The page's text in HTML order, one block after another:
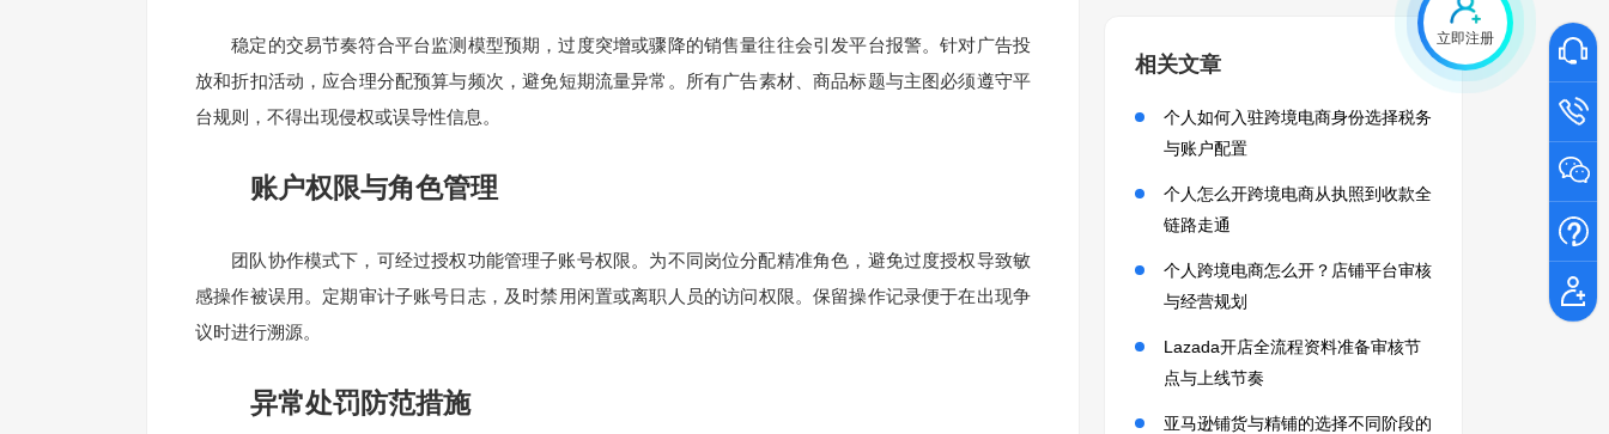
立即注册
稳定的交易节奏符合平台监测模型预期，过度突增或骤降的销售量往往会引发平台报警。针对广告投
放和折扣活动，应合理分配预算与频次，避免短期流量异常。所有广告素材、商品标题与主图必须遵守平
台规则，不得出现侵权或误导性信息。
账户权限与角色管理
团队协作模式下，可经过授权功能管理子账号权限。为不同岗位分配精准角色，避免过度授权导致敏
感操作被误用。定期审计子账号日志，及时禁用闲置或离职人员的访问权限。保留操作记录便于在出现争
议时进行溯源。
异常处罚防范措施
相关文章
个人如何入驻跨境电商身份选择税务
与账户配置
个人怎么开跨境电商从执照到收款全
链路走通
个人跨境电商怎么开？店铺平台审核
与经营规划
Lazada开店全流程资料准备审核节
点与上线节奏
亚马逊铺货与精铺的选择不同阶段的